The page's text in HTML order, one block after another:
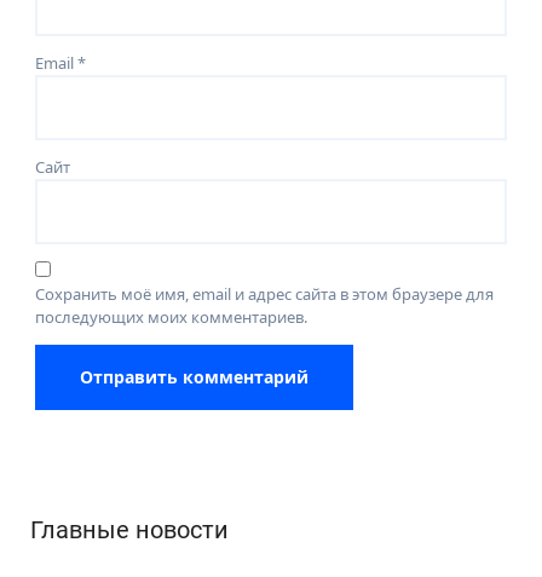
Email*
Сайт
Сохранить моё имя, email и адрес сайта в этом браузере для
последующих моих комментариев.
Главные новости